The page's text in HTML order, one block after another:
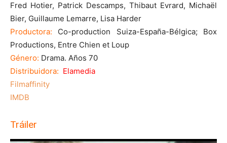
Fred Hotier, Patrick Descamps, Thibaut Evrard, Michaël
Bier, Guillaume Lemarre, Lisa Harder
Productora: Co-production Suiza-España-Bélgica; Box
Productions, Entre Chien et Loup
Género: Drama. Años 70
Distribuidora: Elamedia
Filmaffinity
IMDB
Tráiler